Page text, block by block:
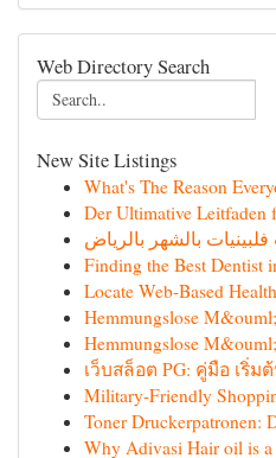
Web Directory Search
New Site Listings
What's The Reason
Der Ultimative Leitfaden
بالشهر بالرياض
Finding the Best Dentist
Locate Web-Based
Hemmungslose
Hemmungslose
เว็บสล็อต PG: คู่มือ เริ่ม
Military-Friendly
Toner Druckerpatronen:
Why Adivasi Hair oil is